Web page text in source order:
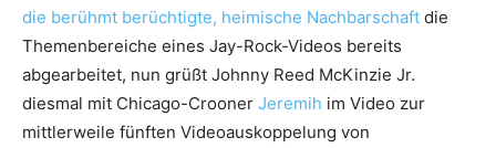
die berühmt berüchtigte, heimische Nachbarschaft die
Themenbereiche eines Jay-Rock-Videos bereits
abgearbeitet, nun grüßt Johnny Reed McKinzie Jr.
diesmal mit Chicago-Crooner Jeremih im Video zur
mittlerweile fünften Videoauskoppelung von